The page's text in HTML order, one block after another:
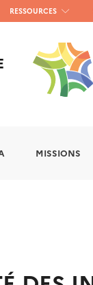
RESSOURCES
MISSIONS